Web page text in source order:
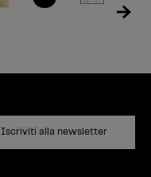
Iscriviti alla newsletter